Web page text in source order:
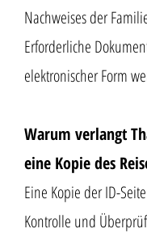
Nachweises der
Erforderliche
elektronischer Form
Warum verlangt
eine Kopie des
Eine Kopie der ID-
Kontrolle und